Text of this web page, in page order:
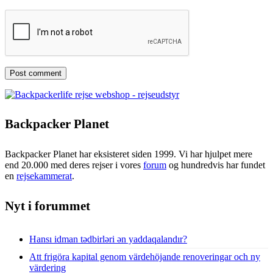
Backpacker Planet
Backpacker Planet har eksisteret siden 1999. Vi har hjulpet mere
end 20.000 med deres rejser i vores forum og hundredvis har fundet
en rejsekammerat.
Nyt i forummet
Hansı idman tədbirləri ən yaddaqalandır?
Att frigöra kapital genom värdehöjande renoveringar och ny
värdering